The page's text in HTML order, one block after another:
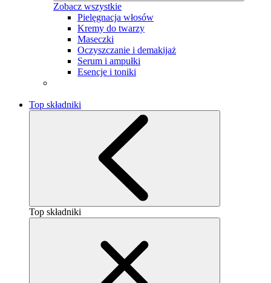
Zobacz wszystkie
Pielęgnacja włosów
Kremy do twarzy
Maseczki
Oczyszczanie i demakijaż
Serum i ampułki
Esencje i toniki
Top składniki
Top składniki